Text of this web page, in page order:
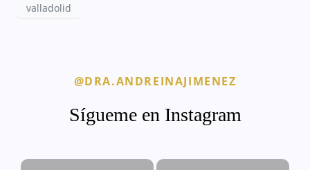
valladolid
@DRA.ANDREINAJIMENEZ
Sígueme en Instagram